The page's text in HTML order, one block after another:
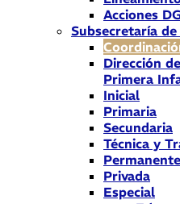
Acciones
Subsecretaría
Dirección
Primera
Inicial
Primaria
Secundaria
Técnica y
Privada
Especial